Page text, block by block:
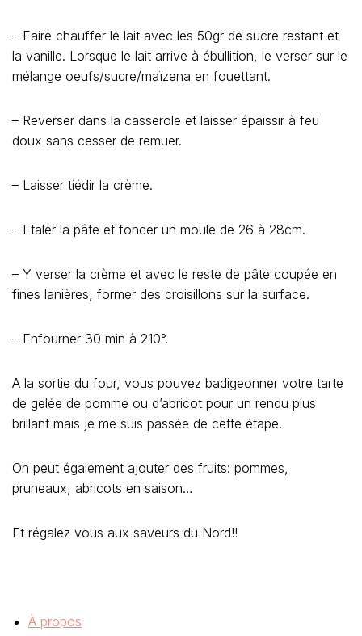
– Faire chauffer le lait avec les 50gr de sucre restant et
la vanille. Lorsque le lait arrive à ébullition, le verser sur le
mélange oeufs/sucre/maïzena en fouettant.
– Reverser dans la casserole et laisser épaissir à feu
doux sans cesser de remuer.
– Laisser tiédir la crème.
– Etaler la pâte et foncer un moule de 26 à 28cm.
– Y verser la crème et avec le reste de pâte coupée en
fines lanières, former des croisillons sur la surface.
– Enfourner 30 min à 210°.
A la sortie du four, vous pouvez badigeonner votre tarte
de gelée de pomme ou d’abricot pour un rendu plus
brillant mais je me suis passée de cette étape.
On peut également ajouter des fruits: pommes,
pruneaux, abricots en saison…
Et régalez vous aux saveurs du Nord!!
À propos